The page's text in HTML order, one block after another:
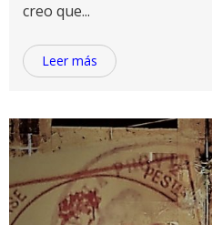
creo que...
Leer más